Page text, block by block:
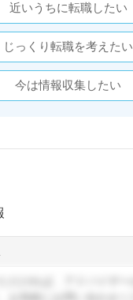
近いうちに転職したい
じっくり転職を考えたい
今は情報収集したい